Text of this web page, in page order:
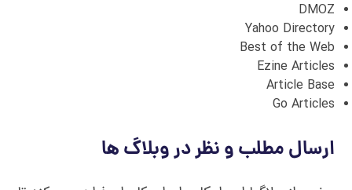
DMOZ
Yahoo Directory
Best of the Web
Ezine Articles
Article Base
Go Articles
ارسال مطلب و نظر در وبلاگ ها